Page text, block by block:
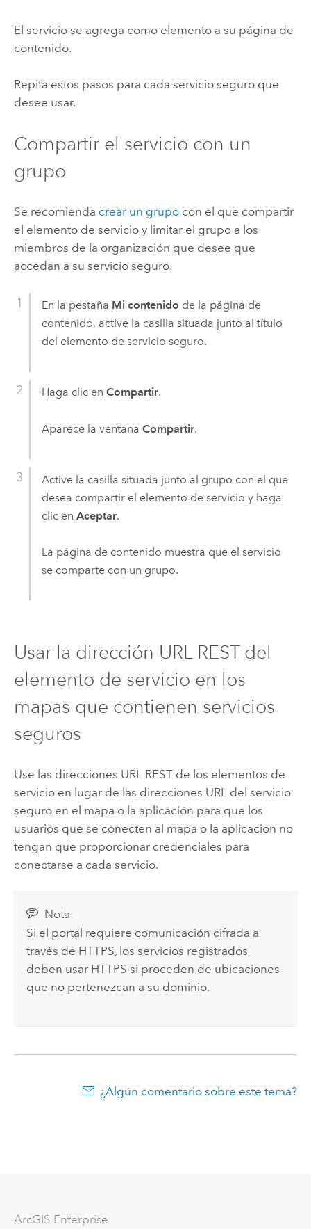
El servicio se agrega como elemento a su página de
contenido.
Repita estos pasos para cada servicio seguro que
desee usar.
Compartir el servicio con un
grupo
Se recomienda crear un grupocon el que compartir
el elemento de servicio y limitar el grupo a los
miembros de la organización que desee que
accedan a su servicio seguro.
En la pestaña Mi contenido de la página de
contenido, active la casilla situada junto al título
del elemento de servicio seguro.
Haga clic en Compartir.
Aparece la ventana Compartir.
Active la casilla situada junto al grupo con el que
desea compartir el elemento de servicio y haga
clic en Aceptar.
La página de contenido muestra que el servicio
se comparte con un grupo.
Usar la dirección URL REST del
elemento de servicio en los
mapas que contienen servicios
seguros
Use las direcciones URL REST de los elementos de
servicio en lugar de las direcciones URL del servicio
seguro en el mapa o la aplicación para que los
usuarios que se conecten al mapa o la aplicación no
tengan que proporcionar credenciales para
conectarse a cada servicio.
Nota:
Si el portal requiere comunicación cifrada a
través de HTTPS, los servicios registrados
deben usar HTTPS si proceden de ubicaciones
que no pertenezcan a su dominio.
¿Algún comentario sobre este tema?
ArcGIS Enterprise